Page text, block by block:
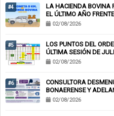
#4
LA HACIENDA BOVINA
EL ÚLTIMO AÑO
02/08/2026
#5
LOS PUNTOS DEL
ÚLTIMA SESIÓN DE
02/08/2026
#6
CONSULTORA
BONAERENSE Y
KICILLOF-MILEI
02/08/2026